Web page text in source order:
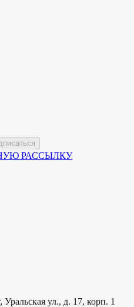
РАССЫЛКУ
ул., д. 17, корп. 1